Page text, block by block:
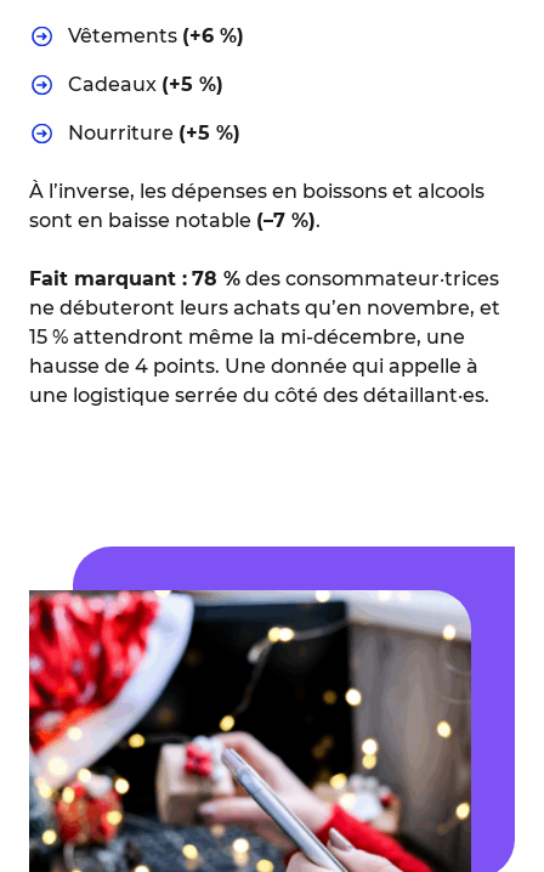
Vêtements (+6 %)
Cadeaux (+5 %)
Nourriture (+5 %)
À l’inverse, les dépenses en boissons et alcools
sont en baisse notable (–7 %).
Fait marquant : 78 % des consommateur·trices
ne débuteront leurs achats qu’en novembre, et
15 % attendront même la mi-décembre, une
hausse de 4 points. Une donnée qui appelle à
une logistique serrée du côté des détaillant·es.